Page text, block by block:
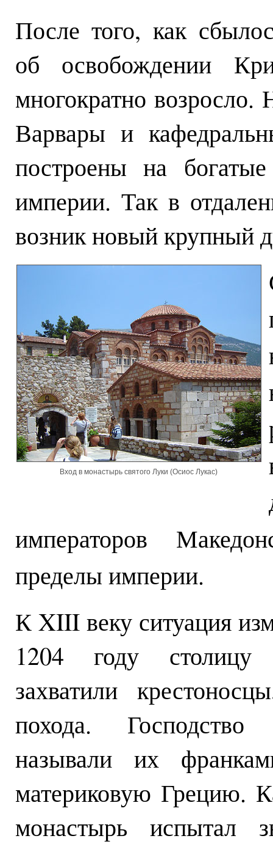
После того, как
об освобождении
многократно возросло.
Варвары и
построены на
империи. Так в
возник новый крупный
Вход в монастырь святого Луки (Осиос Лукас)
императоров
пределы империи.
К XIII веку ситуация
1204 году столицу
захватили
похода. Господство
называли их
материковую Грецию.
монастырь испытал